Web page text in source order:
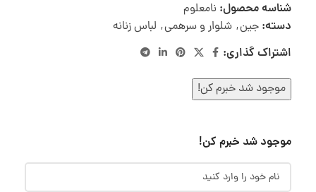
شناسه محصول: نامعلوم
دسته: جین, شلوار و سرهمی, لباس زنانه
اشتراک گذاری:
موجود شد خبرم کن!
موجود شد خبرم کن!